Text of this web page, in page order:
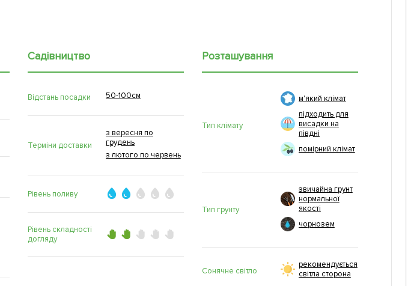
Садівництво
Відстань посадки 50-100см
Терміни доставки
з вересня по
грудень
з лютого по червень
Рівень поливу
Рівень складності
догляду
Розташування
Тип клімату
м'який клімат
підходить для
висадки на
півдні
помірний клімат
Тип грунту
звичайна грунт
нормальної
якості
чорнозем
Сонячне світло
рекомендується
світла сторона